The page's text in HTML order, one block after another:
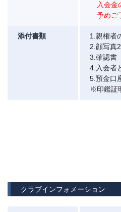
入会金
予めご
添付書類
1.親権者
2.顔写真
3.確認書
4.入会者
5.預金口
※印鑑証
クラブインフォメーション